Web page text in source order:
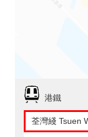
港鐵
荃灣綫 Tsuen